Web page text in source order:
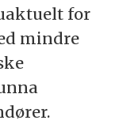
for
mindre